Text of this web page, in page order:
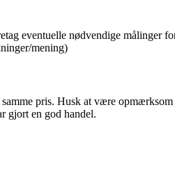
eventuelle nødvendige målinger
mening)
pris. Husk at være
gjort en god handel.